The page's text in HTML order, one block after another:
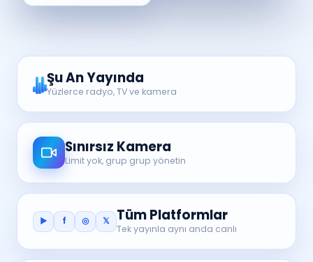
CANLI
Şu An Yayında
Yüzlerce radyo, TV ve kamera
Sınırsız Kamera
Limit yok, grup grup yönetin
▶ f ◎ 𝕏 Tüm Platformlar
Tek yayınla aynı anda canlı